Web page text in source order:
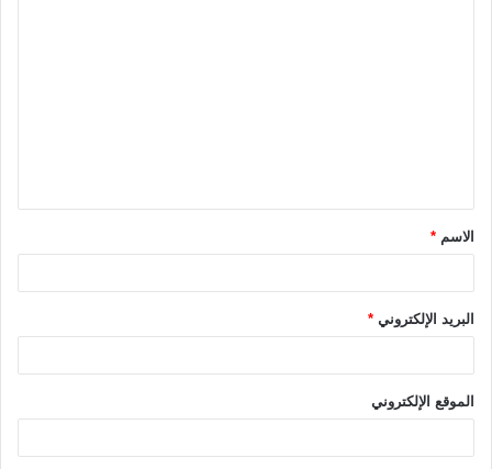
ق
*الاسم *
البريد الإلكتروني *
الموقع الإلكتروني